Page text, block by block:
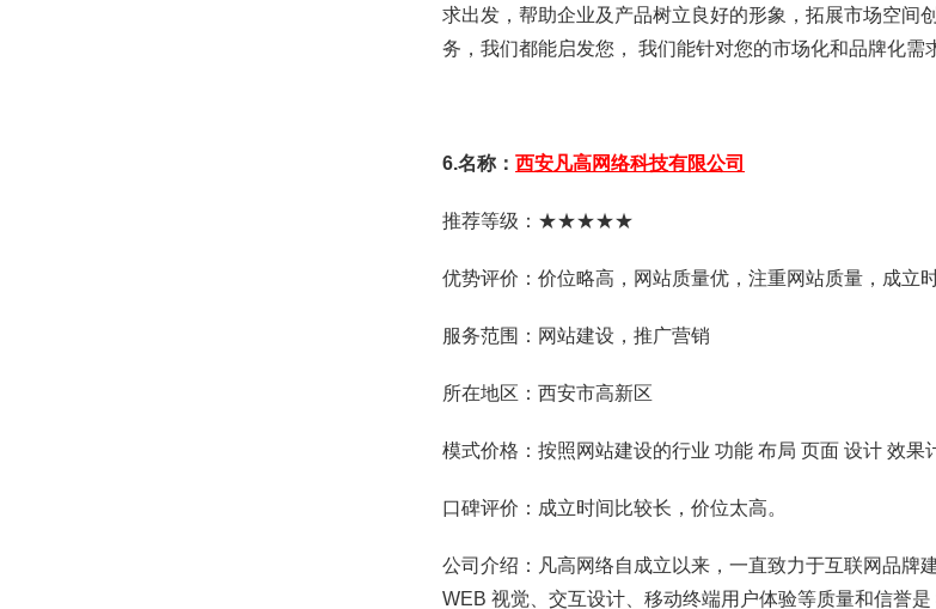
求出发，帮助企业及产品树立良好的形象，拓展市场空间
务，我们都能启发您， 我们能针对您的市场化和品牌化需
6.名称： 西安凡高网络科技有限公司
推荐等级：★★★★★
优势评价：价位略高，网站质量优，注重网站质量，成立时
服务范围：网站建设，推广营销
所在地区：西安市高新区
模式价格：按照网站建设的行业 功能 布局 页面 设计 效
口碑评价：成立时间比较长，价位太高。
公司介绍：凡高网络自成立以来，一直致力于互联网品牌
WEB 视觉、交互设计、移动终端用户体验等质量和信誉